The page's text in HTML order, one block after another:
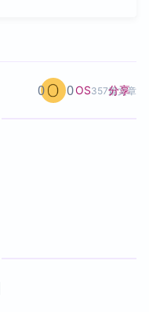
OS357篇文章
0 0 分享